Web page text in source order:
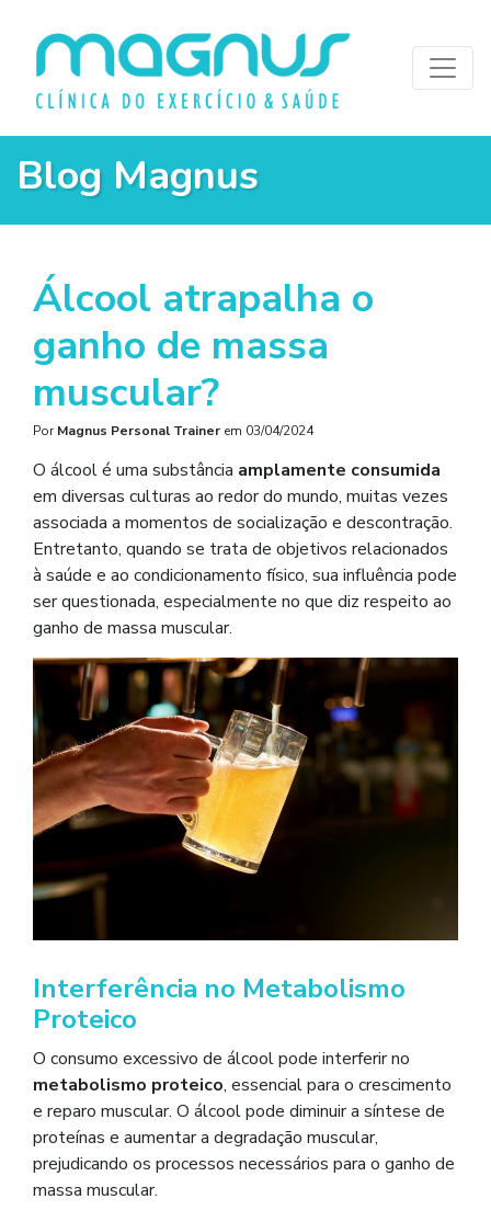
Blog Magnus
Álcool atrapalha o
ganho de massa
muscular?
PorMagnus Personal Trainer em 03/04/2024
O álcool é uma substância amplamente consumida
em diversas culturas ao redor do mundo, muitas vezes
associada a momentos de socialização e descontração.
Entretanto, quando se trata de objetivos relacionados
à saúde e ao condicionamento físico, sua influência pode
ser questionada, especialmente no que diz respeito ao
ganho de massa muscular.
Interferência no Metabolismo
Proteico
O consumo excessivo de álcool pode interferir no
metabolismo proteico, essencial para o crescimento
e reparo muscular. O álcool pode diminuir a síntese de
proteínas e aumentar a degradação muscular,
prejudicando os processos necessários para o ganho de
massa muscular.